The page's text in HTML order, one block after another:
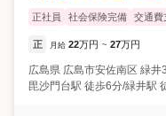
正社員 社会保険完備 交通費
正 月給 22万円 ~ 27万円
広島県 広島市安佐南区 緑井
毘沙門台駅 徒歩6分/緑井駅